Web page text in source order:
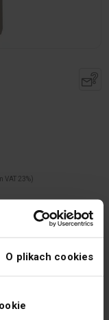
O plikach cookies
VAT 23%)